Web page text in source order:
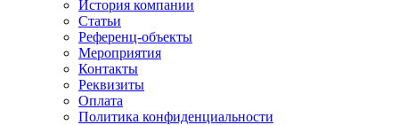
История компании
Статьи
Референц-объекты
Мероприятия
Контакты
Реквизиты
Оплата
Политика конфиденциальности